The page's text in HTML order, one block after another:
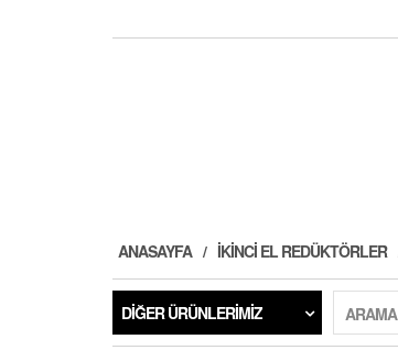
ANASAYFA İKINCI EL REDÜKTÖRLER
DIĞER ÜRÜNLERIMIZ ARAMA